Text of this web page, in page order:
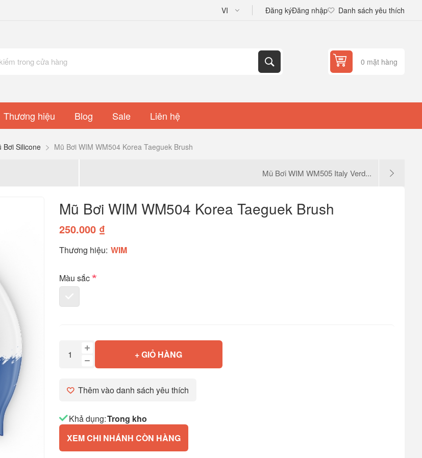
Đăng kýĐăng nhập Danh sách yêu thích
0 mặt hàng
Thương hiệu Blog Sale Liên hệ
Bơi Silicone Mũ Bơi WIM WM504 Korea Taeguek Brush
Mũ Bơi WIM WM505 Italy Verd...
Mũ Bơi WIM WM504 Korea Taeguek Brush
250.000 ₫
Thương hiệu: WIM
Màu sắc*
+ GIỎ HÀNG
Thêm vào danh sách yêu thích
Khả dụng:Trong kho
XEM CHI NHÁNH CÒN HÀNG